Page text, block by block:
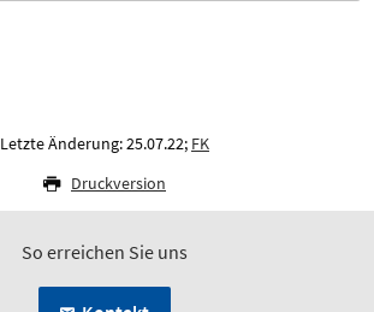
Letzte Änderung: 25.07.22; FK
Druckversion
So erreichen Sie uns